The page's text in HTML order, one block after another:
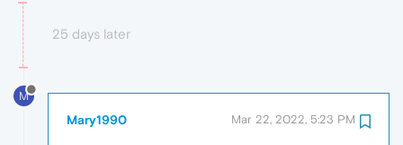
25 days later
M
Mary1990 Mar 22, 2022, 5:23 PM